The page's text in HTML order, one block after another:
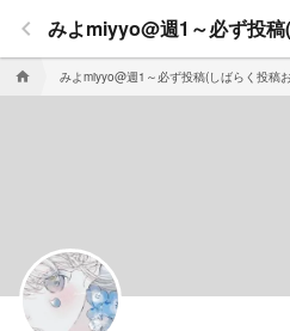
home みよmiyyo@週1～必ず投稿(しばらく投稿
keyboard_arrow_left
みよmiyyo@週1～必ず投
す)